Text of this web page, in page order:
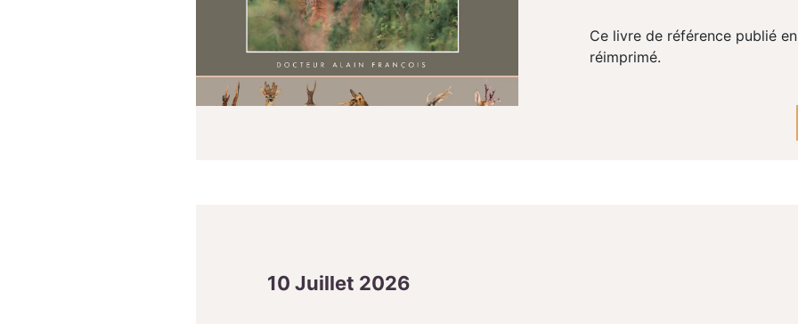
Ce livre de référence publié
réimprimé.
10 Juillet 2026